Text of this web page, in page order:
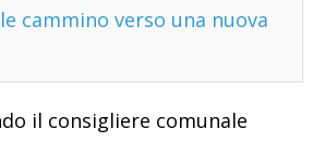
cammino verso una nuova
il consigliere comunale